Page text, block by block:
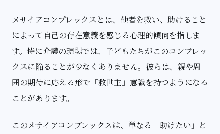
メサイアコンプレックスとは、他者を救い、助けること
によって自己の存在意義を感じる心理的傾向を指しま
す。特に介護の現場では、子どもたちがこのコンプレッ
クスに陥ることが少なくありません。彼らは、親や周
囲の期待に応える形で「救世主」意識を持つようになる
ことがあります。
このメサイアコンプレックスは、単なる「助けたい」と